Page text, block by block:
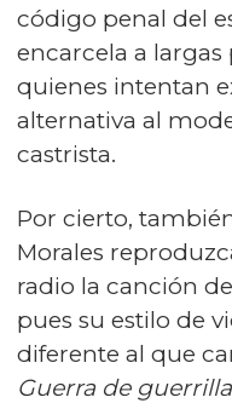
código penal del
encarcela a largas
quienes intentan
alternativa al
castrista.
Por cierto,
Morales
radio la canción
pues su estilo de
diferente al que
Guerra de